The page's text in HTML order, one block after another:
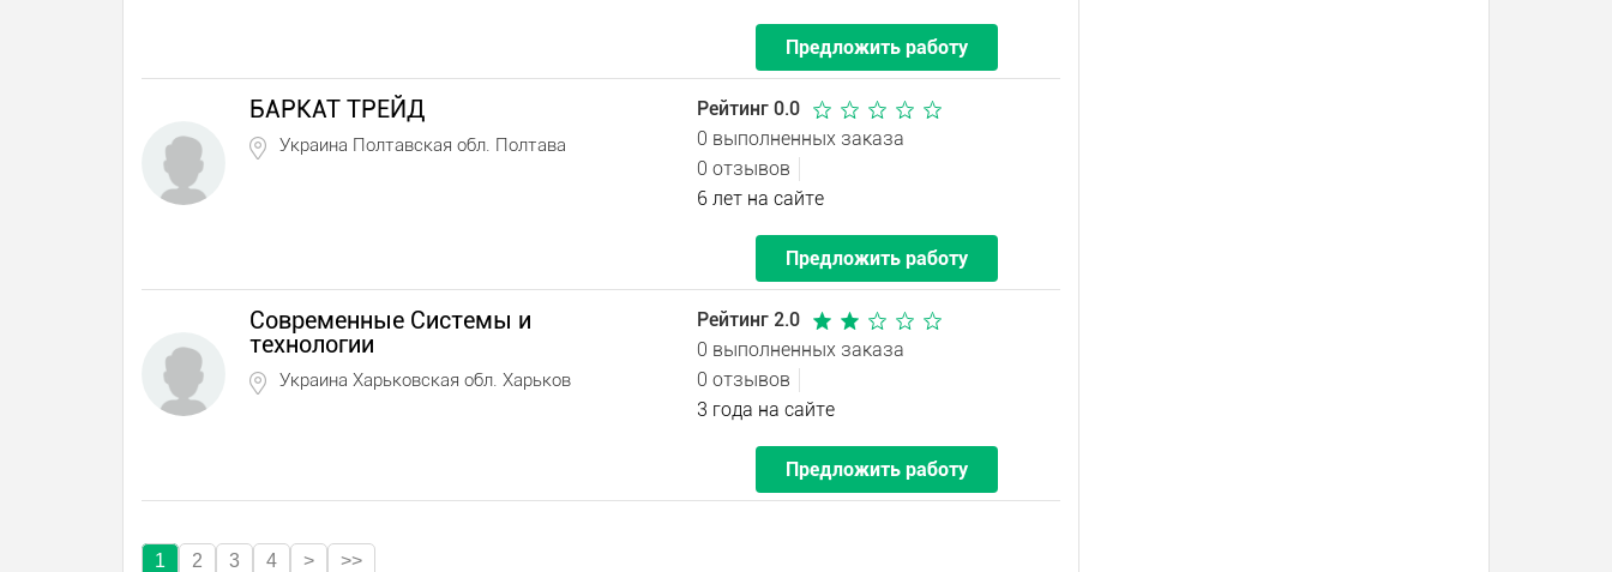
Предложить работу
БАРКАТ ТРЕЙД
Украина Полтавская обл. Полтава
Рейтинг 0.0
0 выполненных заказа
0 отзывов
6 лет на сайте
Предложить работу
Современные Системы и
технологии
Украина Харьковская обл. Харьков
Рейтинг 2.0
0 выполненных заказа
0 отзывов
3 года на сайте
Предложить работу
1 2 3 4 > >>